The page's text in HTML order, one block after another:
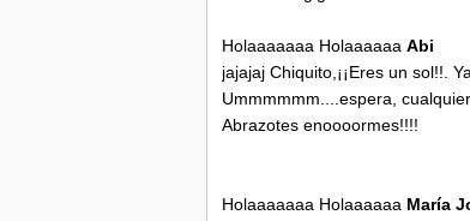
Holaaaaaaa Holaaaaaa Abi
jajajaj Chiquito,¡¡Eres un sol!!.
Ummmmmm....espera,
Abrazotes enoooormes!!!!
Holaaaaaaa Holaaaaaa María